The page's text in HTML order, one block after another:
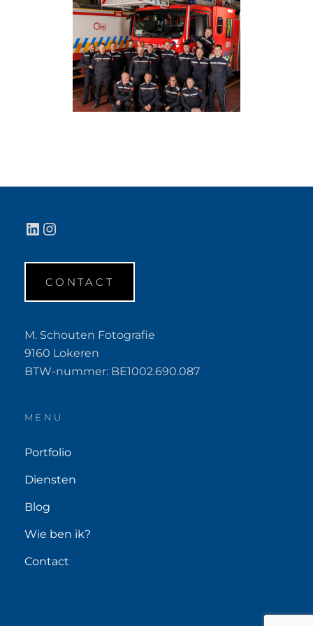
LinkedIn
Instagram
CONTACT
M. Schouten Fotografie
9160 Lokeren
BTW-nummer: BE1002.690.087
MENU
Portfolio
Diensten
Blog
Wie ben ik?
Contact